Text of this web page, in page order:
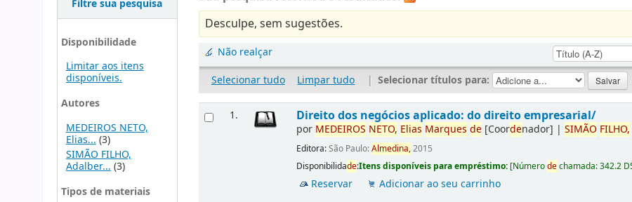
Filtre sua pesquisa
Disponibilidade
Limitar aos itens
disponíveis.
Autores
MEDEIROS NETO,
Elias... (3)
SIMÃO FILHO,
Adalber...(3)
Tipos de materiais
Desculpe, sem sugestões.
Não realçar
Selecionar tudo
Limpar tudo | Selecionar títulos para:
1. Direito dos negócios aplicado: do direito empresarial/
por MEDEIROS NETO, Elias Marques de [Coordenador] |SIMÃO FILHO,
Editora:São Paulo:Almedina,2015
Disponibilidade:Itens disponíveis para empréstimo: [Númerodechamada:342.2
Reservar Adicionar ao seu carrinho